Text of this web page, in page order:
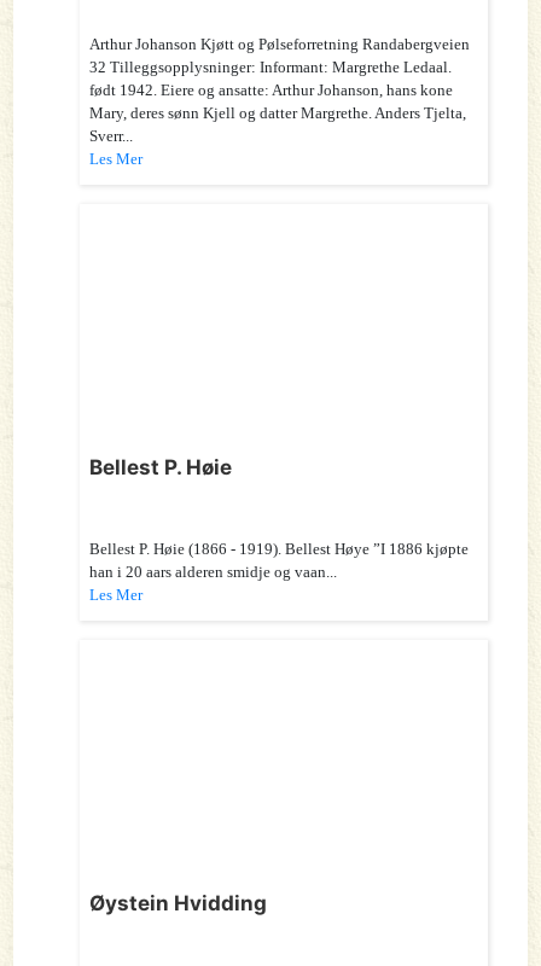
Arthur Johanson Kjøtt og Pølseforretning Randabergveien
32 Tilleggsopplysninger: Informant: Margrethe Ledaal.
født 1942. Eiere og ansatte: Arthur Johanson, hans kone
Mary, deres sønn Kjell og datter Margrethe. Anders Tjelta,
Sverr...
Les Mer
Bellest P. Høie
Bellest P. Høie (1866 - 1919). Bellest Høye ”I 1886 kjøpte
han i 20 aars alderen smidje og vaan...
Les Mer
Øystein Hvidding